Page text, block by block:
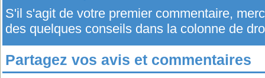
S'il s'agit de votre premier commentaire,
des quelques conseils dans la colonne de
Partagez vos avis et commentaires